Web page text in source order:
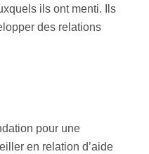
ils ont menti. Ils
des relations
pour une
en relation d’aide